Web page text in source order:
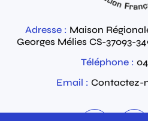
Adresse : Maison
Georges Mélies CS-37093-
Téléphone :
Email : Contactez-